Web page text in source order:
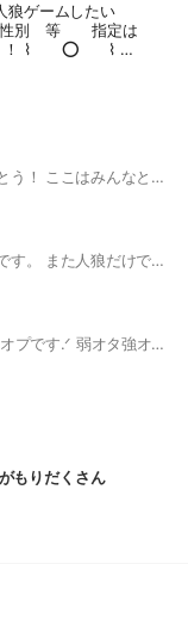
狼ゲームしたい
性別 等 指定は
なで仲
します 🔥🔥 オ
ドウルフ #ゲー
こんにちは！見つけてくれてありがとう！ ここはみんなとかわいいアイコンや背景画像を交換し合うオプチャです🎶 ぜひ入ってね〜！🫶 たくさんお話したい人も大歓迎‼️ ⚠️このオプは会話が多いので通知が多くて嫌な子は緑のボタンを押すと通知回避用トークルームがあるのでそこに入ってね！⚠️ ーーーーーールールーーーーーー 1️⃣即抜け・荒らし・スタ連・喧嘩・下ネタ等は絶対にやめてください🙇🏻‍♀️ (上のことを1回でもしていたら見つけ次第即強制退会します) 絵文字は大丈夫です！ 2⃣迷惑行為は絶対しないように！ 3️⃣画像やリクエストは全てノートに書いてね！ 4️⃣緑のボタンを押したら本オプ(名前が1番長いトークルーム）に必ず入ってね！ 5⃣アイコンは実写NGだよ！🙅‍♀️ 入ったら大事なノートのチェック必ずお願いします🙏 ぜひ入って仲良くしましょ〜！！ #エモい画像#韓国風画像#背景#アイコン #オシャレ画像#話そう
人狼をメインでやっているオプチャです。 また人狼だけではなく他ゲーもしてます。 ライブトークを頻繁に立てて雑談もたくさんやっています！ #みんはや#人狼ONLINE#オプチャ人狼 #人狼ジャッジメント#MJ #雑談 #ライトク #ポケポケ#マイクラ#クイズ#プロセカ#マリカ#スプラ#アモアス#ぷよテト#どこパ#コードネーム#麻雀#競馬#野球
ここはからぴちが好きな人達が 話すオプです.ᐟ‪ 弱オタ強オタなどは全く関係ないので 気軽に入ってみてください😽 雑談でもからぴちの話でも話す事は なんでも良きです.ᐟ‪ アイコンなどもからぴちじゃないと ダメというルールはないのでアイコンは 何でもいいです👍🏻 ですが使用禁止のイラストもあるので 詳しいルールは大事なノートを見てください😖 アンチの方はお帰りください👋🏻‪ #カラフルピーチ#からぴち#ぴちりす#雑談 #じゃぱぱ#のあ#たっつん#ゆあんくん #シヴァ#どぬく#うり#えと#ヒロ#なおきり #もふ#るな
もりだくさん